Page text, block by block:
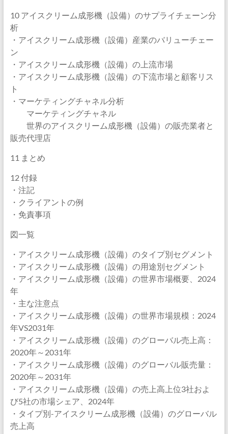
10 アイスクリーム成形機（設備）のサプライチェーン分
析
・アイスクリーム成形機（設備）産業のバリューチェー
ン
・アイスクリーム成形機（設備）の上流市場
・アイスクリーム成形機（設備）の下流市場と顧客リス
ト
・マーケティングチャネル分析
マーケティングチャネル
世界のアイスクリーム成形機（設備）の販売業者と
販売代理店
11 まとめ
12 付録
・注記
・クライアントの例
・免責事項
図一覧
・アイスクリーム成形機（設備）のタイプ別セグメント
・アイスクリーム成形機（設備）の用途別セグメント
・アイスクリーム成形機（設備）の世界市場概要、2024
年
・主な注意点
・アイスクリーム成形機（設備）の世界市場規模：2024
年VS2031年
・アイスクリーム成形機（設備）のグローバル売上高：
2020年～2031年
・アイスクリーム成形機（設備）のグローバル販売量：
2020年～2031年
・アイスクリーム成形機（設備）の売上高上位3社およ
び5社の市場シェア、2024年
・タイプ別-アイスクリーム成形機（設備）のグローバル
売上高